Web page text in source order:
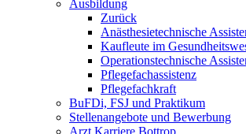
Ausbildung
Zurück
Anästhesietechnische
Kaufleute im
Operationstechnische
Pflegefachassistenz
Pflegefachkraft
BuFDi, FSJ und Praktikum
Stellenangebote und Bewerbung
Arzt Karriere Bottrop